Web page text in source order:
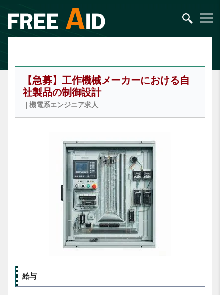
【急募】工作機械メーカーにおける自
社製品の制御設計
｜機電系エンジニア求人
給与